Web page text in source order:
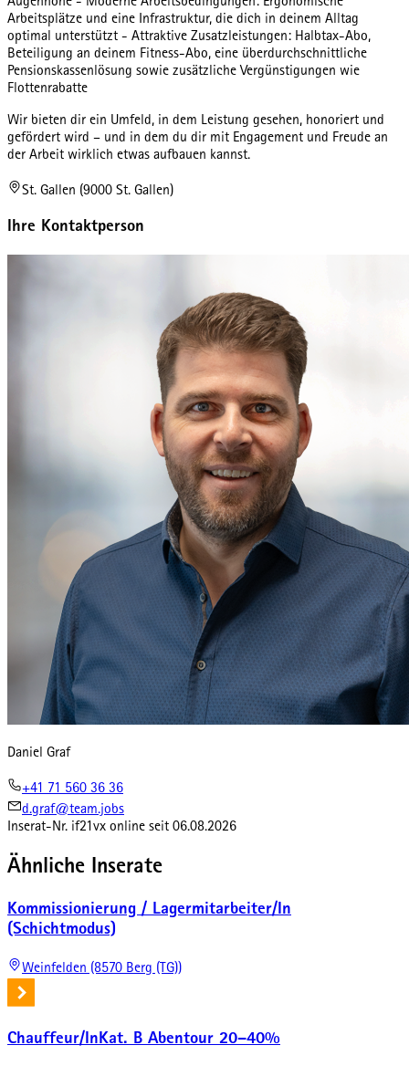
Arbeitsplätze und eine Infrastruktur, die dich in deinem Alltag
optimal unterstützt - Attraktive Zusatzleistungen: Halbtax-Abo,
Beteiligung an deinem Fitness-Abo, eine überdurchschnittliche
Pensionskassenlösung sowie zusätzliche Vergünstigungen wie
Flottenrabatte
Wir bieten dir ein Umfeld, in dem Leistung gesehen, honoriert und
gefördert wird – und in dem du dir mit Engagement und Freude an
der Arbeit wirklich etwas aufbauen kannst.
St. Gallen (9000 St. Gallen)
Ihre Kontaktperson
Daniel Graf
+41 71 560 36 36
d.graf@team.jobs
Inserat-Nr. if21vx online seit 06.08.2026
Ähnliche Inserate
Kommissionierung / Lagermitarbeiter/In
(Schichtmodus)
Weinfelden (8570 Berg (TG))
Chauffeur/InKat. B Abentour 20–40%